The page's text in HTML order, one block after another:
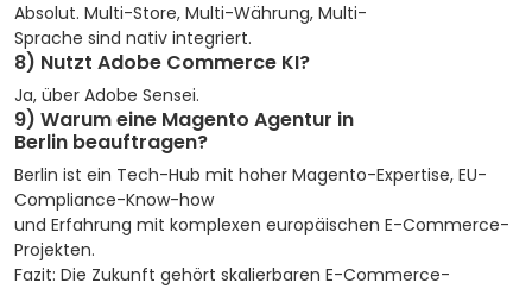
Absolut. Multi-Store, Multi-Währung, Multi-
Sprache sind nativ integriert.
8) Nutzt Adobe Commerce KI?
Ja, über Adobe Sensei.
9) Warum eine Magento Agentur in
Berlin beauftragen?
Berlin ist ein Tech-Hub mit hoher Magento-Expertise, EU-
Compliance-Know-how
und Erfahrung mit komplexen europäischen E-Commerce-
Projekten.
Fazit: Die Zukunft gehört skalierbaren E-Commerce-